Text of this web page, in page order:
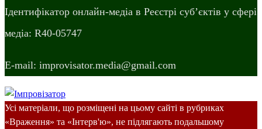
Ідентифікатор онлайн-медіа в Реєстрі суб’єктів у сфері
медіа: R40-05747
E-mail: improvisator.media@gmail.com
Усі матеріали, що розміщені на цьому сайті в рубриках
«Враження» та «Інтерв'ю», не підлягають подальшому